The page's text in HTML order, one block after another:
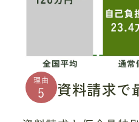
理由
5 資料請求で